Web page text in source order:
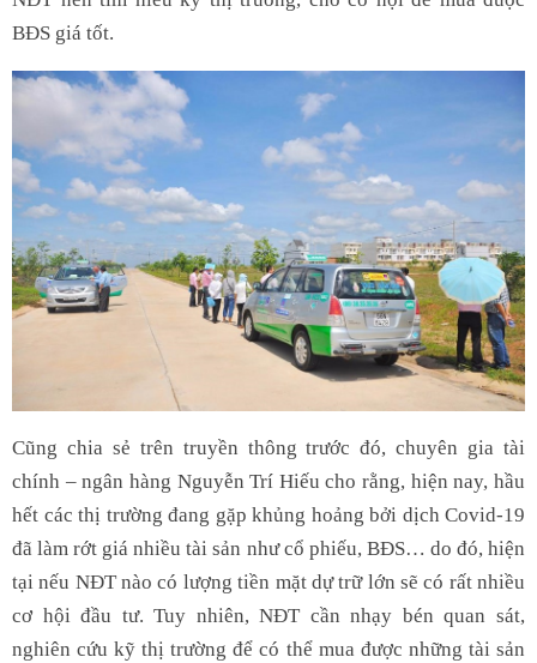
BĐS giá tốt.
Cũng chia sẻ trên truyền thông trước đó, chuyên gia tài
chính – ngân hàng Nguyễn Trí Hiếu cho rằng, hiện nay, hầu
hết các thị trường đang gặp khủng hoảng bởi dịch Covid-19
đã làm rớt giá nhiều tài sản như cổ phiếu, BĐS… do đó, hiện
tại nếu NĐT nào có lượng tiền mặt dự trữ lớn sẽ có rất nhiều
cơ hội đầu tư. Tuy nhiên, NĐT cần nhạy bén quan sát,
nghiên cứu kỹ thị trường để có thể mua được những tài sản